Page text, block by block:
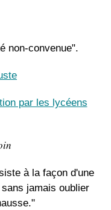
non-convenue".
par les lycéens
à la façon d'une
jamais oublier